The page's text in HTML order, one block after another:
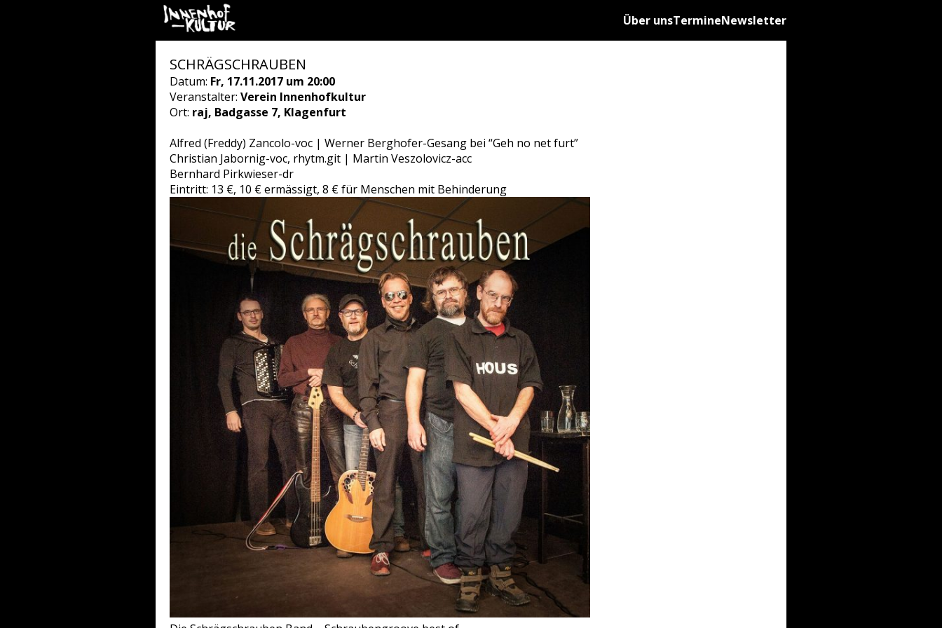
Über unsTermineNewsletter
SCHRÄGSCHRAUBEN
Datum: Fr, 17.11.2017 um 20:00
Veranstalter: Verein Innenhofkultur
Ort: raj, Badgasse 7, Klagenfurt
Alfred (Freddy) Zancolo-voc | Werner Berghofer-Gesang bei “Geh no net furt”
Christian Jabornig-voc, rhytm.git | Martin Veszolovicz-acc
Bernhard Pirkwieser-dr
Eintritt: 13 €, 10 € ermässigt, 8 € für Menschen mit Behinderung